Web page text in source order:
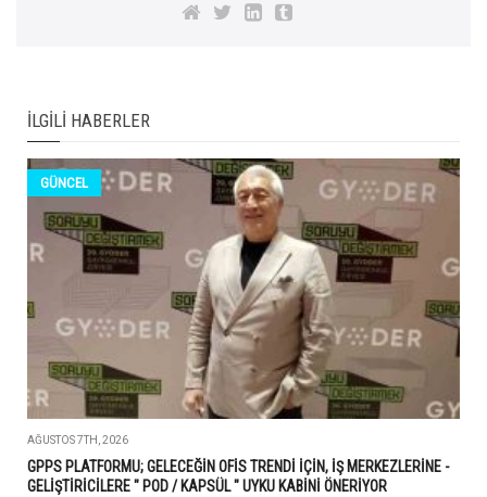
İLGILI HABERLER
GÜNCEL
AĞUSTOS 7TH, 2026
GPPS PLATFORMU; GELECEĞİN OFİS TRENDİ İÇİN, İŞ MERKEZLERİNE -
GELİŞTİRİCİLERE " POD / KAPSÜL " UYKU KABİNİ ÖNERİYOR